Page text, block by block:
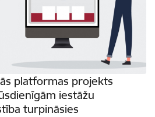
platformas projekts
iestāžu
turpināsies